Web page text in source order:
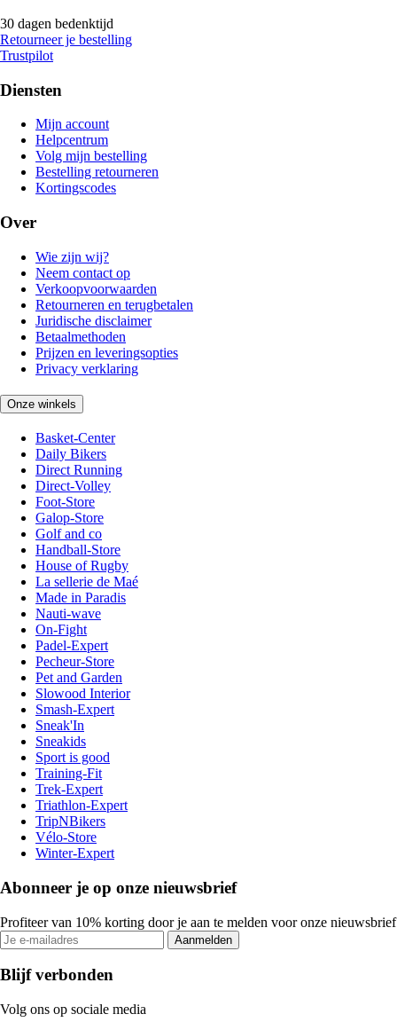
30 dagen bedenktijd
Retourneer je bestelling
Trustpilot
Diensten
Mijn account
Helpcentrum
Volg mijn bestelling
Bestelling retourneren
Kortingscodes
Over
Wie zijn wij?
Neem contact op
Verkoopvoorwaarden
Retourneren en terugbetalen
Juridische disclaimer
Betaalmethoden
Prijzen en leveringsopties
Privacy verklaring
Onze winkels
Basket-Center
Daily Bikers
Direct Running
Direct-Volley
Foot-Store
Galop-Store
Golf and co
Handball-Store
House of Rugby
La sellerie de Maé
Made in Paradis
Nauti-wave
On-Fight
Padel-Expert
Pecheur-Store
Pet and Garden
Slowood Interior
Smash-Expert
Sneak'In
Sneakids
Sport is good
Training-Fit
Trek-Expert
Triathlon-Expert
TripNBikers
Vélo-Store
Winter-Expert
Abonneer je op onze nieuwsbrief
Profiteer van 10% korting door je aan te melden voor onze nieuwsbrief
Aanmelden
Blijf verbonden
Volg ons op sociale media